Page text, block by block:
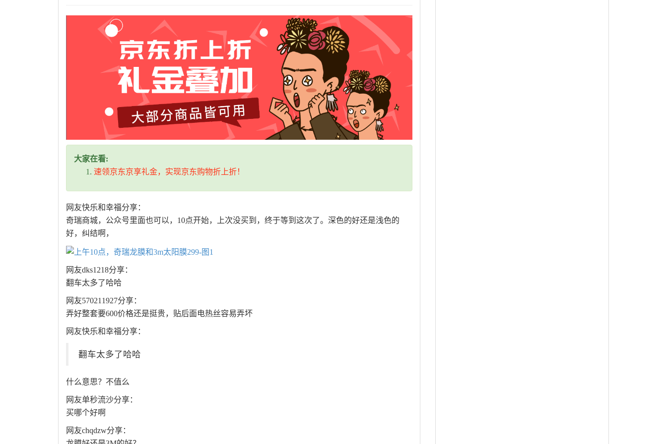
大家在看:
速领京东京享礼金，实现京东购物折上折！
网友快乐和幸福分享：
奇瑞商城，公众号里面也可以，10点开始，上次没买到，终于等到这次了。深色的好还是浅色的
好，纠结啊，
网友dks1218分享：
翻车太多了哈哈
网友570211927分享：
弄好整套要600价格还是挺贵，贴后面电热丝容易弄坏
网友快乐和幸福分享：
翻车太多了哈哈
什么意思？不值么
网友单秒流沙分享：
买哪个好啊
网友chqdzw分享：